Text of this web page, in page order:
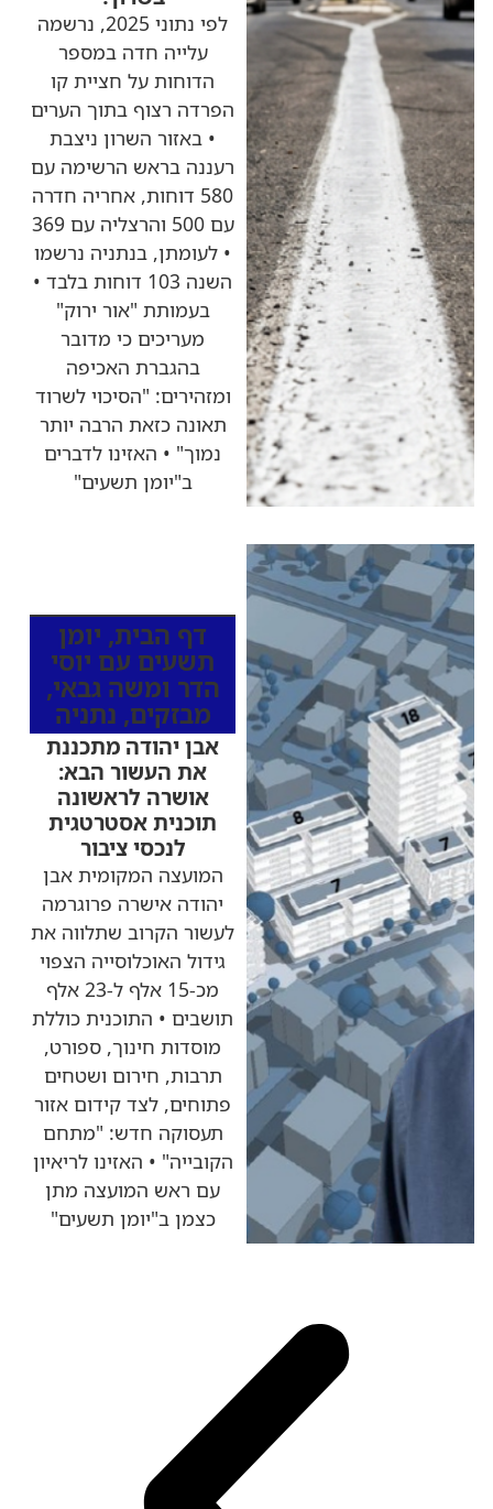
לפי נתוני 2025, נרשמה
עלייה חדה במספר
הדוחות על חציית קו
הפרדה רצוף בתוך הערים
• באזור השרון ניצבת
רעננה בראש הרשימה עם
580 דוחות, אחריה חדרה
עם 500 והרצליה עם 369
• לעומתן, בנתניה נרשמו
השנה 103 דוחות בלבד •
בעמותת "אור ירוק"
מעריכים כי מדובר
בהגברת האכיפה
ומזהירים: "הסיכוי לשרוד
תאונה כזאת הרבה יותר
נמוך" • האזינו לדברים
ב"יומן תשעים"
דף הבית, יומן
תשעים עם יוסי
הדר ומשה גבאי,
מבזקים, נתניה
אבן יהודה מתכננת
את העשור הבא:
אושרה לראשונה
תוכנית אסטרטגית
לנכסי ציבור
המועצה המקומית אבן
יהודה אישרה פרוגרמה
לעשור הקרוב שתלווה את
גידול האוכלוסייה הצפוי
מכ-15 אלף ל-23 אלף
תושבים • התוכנית כוללת
מוסדות חינוך, ספורט,
תרבות, חירום ושטחים
פתוחים, לצד קידום אזור
תעסוקה חדש: "מתחם
הקובייה" • האזינו לריאיון
עם ראש המועצה מתן
כצמן ב"יומן תשעים"